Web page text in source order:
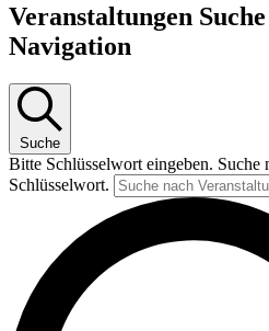
Veranstaltungen
Navigation
Suche
Bitte Schlüsselwort eingeben. Suche
Schlüsselwort.